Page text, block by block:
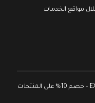
مواقع الخدمات
كود خصم سبورتر EX56 – خصم 10% على المنتجات